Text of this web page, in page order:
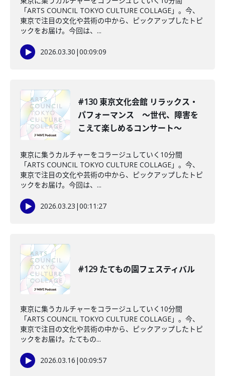
「ARTS COUNCIL TOKYO CULTURE COLLAGE」。今、
東京で注目の文化や芸術の中から、ピックアップしたトピ
ックをお届け。今回は、...
2026.03.30 |00:09:09
#130 東京文化会館 リラックス・
パフォーマンス ～世代、障害を
こえて楽しめるコンサート～
東京に集うカルチャーをコラージュしていく10分間
「ARTS COUNCIL TOKYO CULTURE COLLAGE」。今、
東京で注目の文化や芸術の中から、ピックアップしたトピ
ックをお届け。今回は、...
2026.03.23 |00:11:27
#129 たてもの園フェスティバル
東京に集うカルチャーをコラージュしていく10分間
「ARTS COUNCIL TOKYO CULTURE COLLAGE」。今、
東京で注目の文化や芸術の中から、ピックアップしたトピ
ックをお届け。たてもの...
2026.03.16 |00:09:57